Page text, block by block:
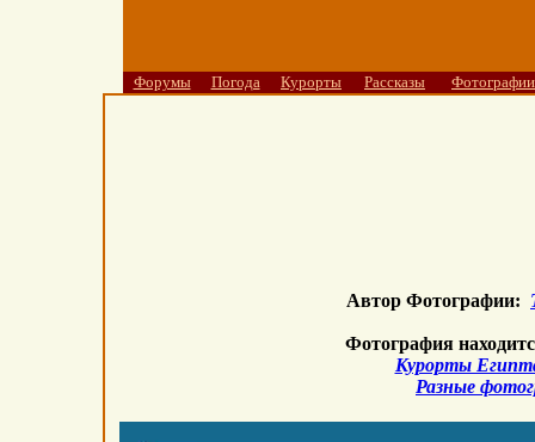
Форумы Погода Курорты Рассказы Фотографии
Автор Фотографии:
Фотография
Курорты
Разные